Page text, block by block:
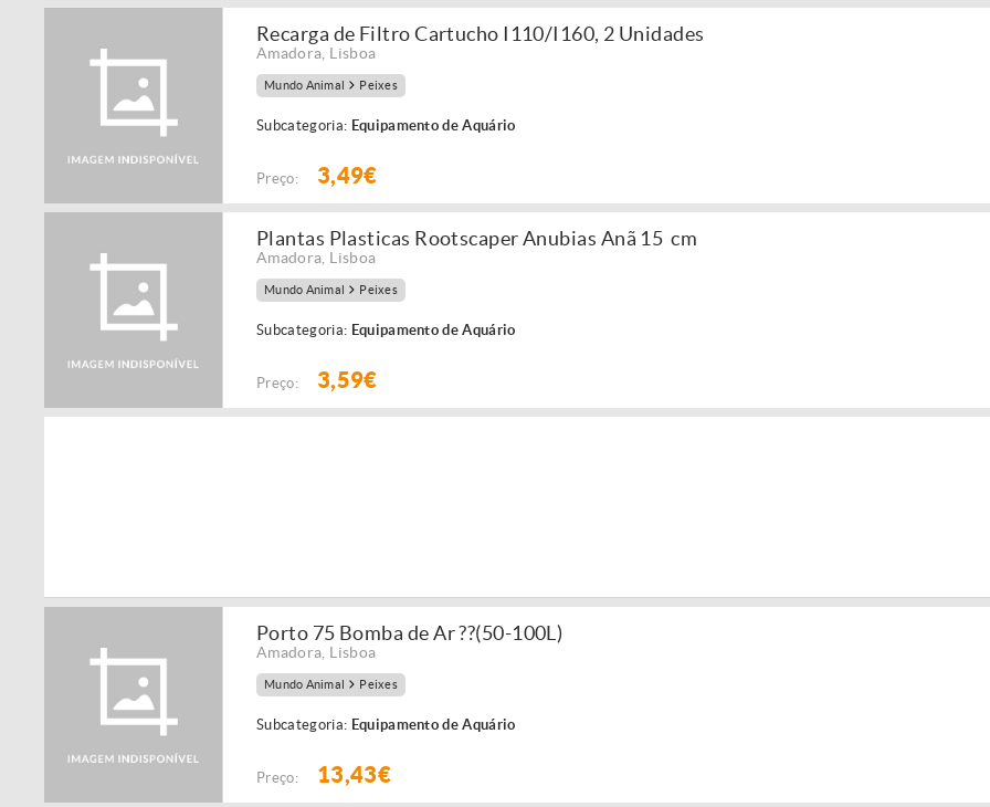
Recarga de Filtro Cartucho I110/I160, 2 Unidades
Amadora Lisboa
Mundo Animal Peixes
Subcategoria: Equipamento de Aquário
Preço: 3,49€
Plantas Plasticas Rootscaper Anubias Anã 15 cm
Amadora Lisboa
Mundo Animal Peixes
Subcategoria: Equipamento de Aquário
Preço: 3,59€
Porto 75 Bomba de Ar ??(50-100L)
Amadora Lisboa
Mundo Animal Peixes
Subcategoria: Equipamento de Aquário
Preço: 13,43€